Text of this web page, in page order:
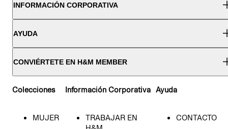
INFORMACIÓN CORPORATIVA
AYUDA
CONVIÉRTETE EN H&M MEMBER
Colecciones
MUJER
Información Corporativa
TRABAJAR EN
Ayuda
CONTACTO